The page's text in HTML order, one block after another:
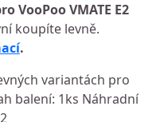
VooPoo VMATE E2
koupíte levně.
.
variantách pro
balení: 1ks Náhradní